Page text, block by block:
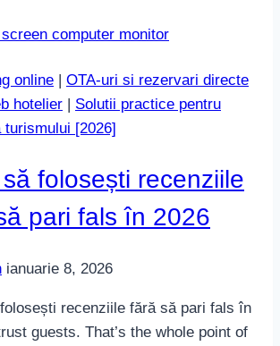
rezervări:
ascuns
în
2026
online | OTA-uri si rezervari directe
hotelier | Solutii practice pentru
turismului [2026]
folosești recenziile
pari fals în 2026
ianuarie 8, 2026
recenziile fără să pari fals în
guests. That’s the whole point of